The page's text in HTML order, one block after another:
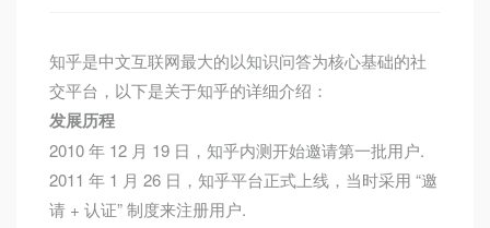
知乎是中文互联网最大的以知识问答为核心基础的社
交平台，以下是关于知乎的详细介绍：
发展历程
2010 年 12 月 19 日，知乎内测开始邀请第一批用户.
2011 年 1 月 26 日，知乎平台正式上线，当时采用 “邀
请 + 认证” 制度来注册用户.